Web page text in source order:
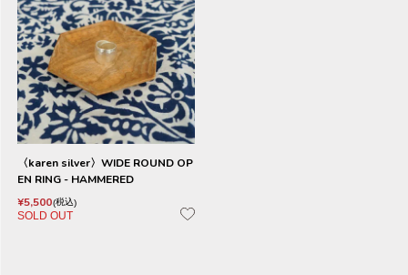
〈karen silver〉WIDE ROUND OP
EN RING - HAMMERED
¥5,500 税込
SOLD OUT